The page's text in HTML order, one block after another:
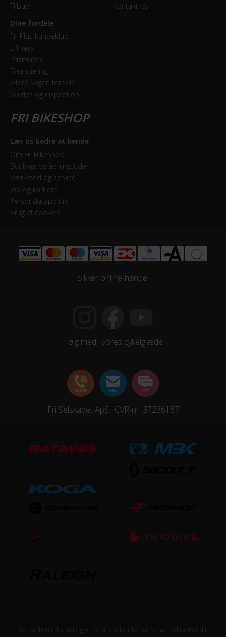
Tilbud
Kontakt os
Dine fordele
Fri Plus kundeklub
Erhverv
Prismatch
Finansiering
Ældre Sagen fordele
Guides og inspiration
Lær os bedre at kende
Om Fri BikeShop
Butikker og åbningstider
Værksted og service
Job og karriere
Persondatapolitik
Brug af cookies
Sikker online-handel
Følg med i vores cykelglæde
Fri Selskabet ApS · CVR-nr. 37236187